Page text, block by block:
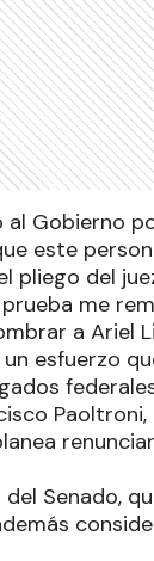
Gobierno
este
pliego del
me
a Ariel
esfuerzo
Senado,